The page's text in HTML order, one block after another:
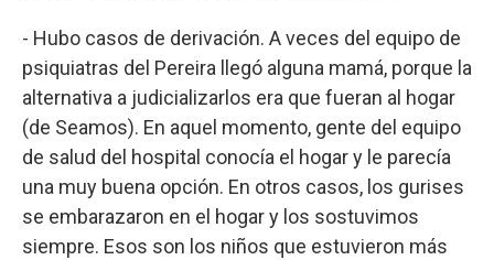
- Hubo casos de derivación. A veces del equipo de
psiquiatras del Pereira llegó alguna mamá, porque la
alternativa a judicializarlos era que fueran al hogar
(de Seamos). En aquel momento, gente del equipo
de salud del hospital conocía el hogar y le parecía
una muy buena opción. En otros casos, los gurises
se embarazaron en el hogar y los sostuvimos
siempre. Esos son los niños que estuvieron más